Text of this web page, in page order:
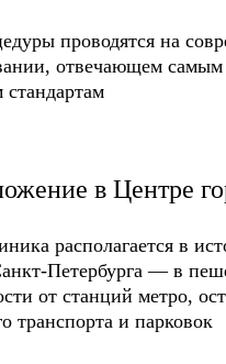
проводятся на
отвечающем самым
в Центре
располагается в
Петербурга — в
от станций метро,
транспорта и парковок